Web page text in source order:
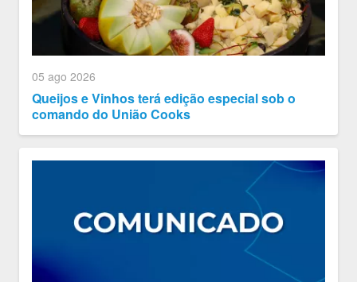
05 ago 2026
Queijos e Vinhos terá edição especial sob o
comando do União Cooks